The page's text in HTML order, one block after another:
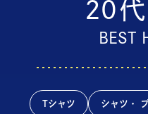
20
BEST
Tシャツ シャツ・